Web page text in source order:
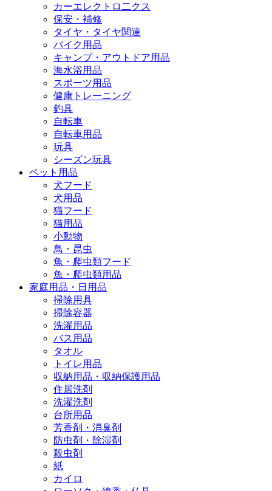
カーエレクトロ二クス
保安・補修
タイヤ・タイヤ関連
バイク用品
キャンプ・アウトドア用品
海水浴用品
スポーツ用品
健康トレーニング
釣具
自転車
自転車用品
玩具
シーズン玩具
ペット用品
犬フード
犬用品
猫フード
猫用品
小動物
鳥・昆虫
魚・爬虫類フード
魚・爬虫類用品
家庭用品・日用品
掃除用具
掃除容器
洗濯用品
バス用品
タオル
トイレ用品
収納用品・収納保護用品
住居洗剤
洗濯洗剤
台所用品
芳香剤・消臭剤
防虫剤・除湿剤
殺虫剤
紙
カイロ